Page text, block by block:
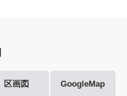
区画図 GoogleMap